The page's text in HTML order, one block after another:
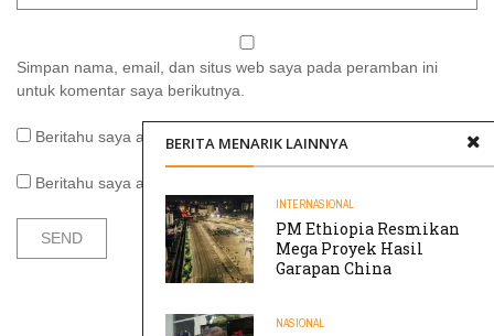
Simpan nama, email, dan situs web saya pada peramban ini
untuk komentar saya berikutnya.
Beritahu saya akan tindak lanjut komentar melalui surel.
Beritahu saya akan tulisan baru melalui surel.
BERITA MENARIK LAINNYA
INTERNASIONAL
PM Ethiopia Resmikan
Mega Proyek Hasil
Garapan China
NASIONAL